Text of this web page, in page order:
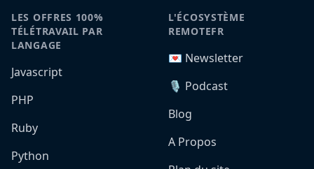
LES OFFRES 100%
TÉLÉTRAVAIL PAR
LANGAGE
Javascript
PHP
Ruby
Python
L'ÉCOSYSTÈME
REMOTEFR
💌 Newsletter
🎙️ Podcast
Blog
A Propos